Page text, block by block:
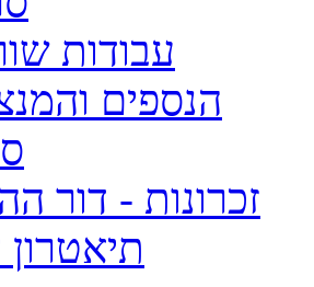
עבודות
הנספים
זכרונות - דור